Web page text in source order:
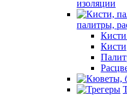
изоляции
палитры,
Кисти
Кисти